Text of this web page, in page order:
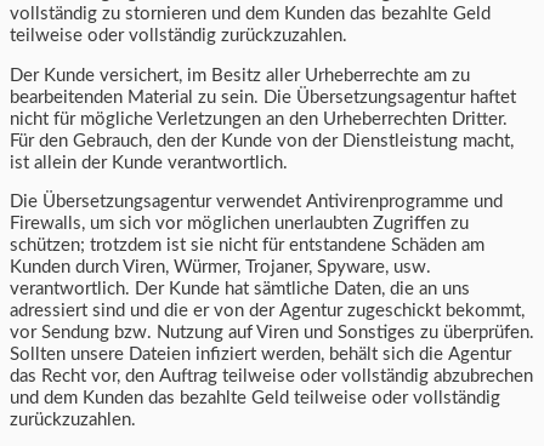
vollständig zu stornieren und dem Kunden das bezahlte Geld
teilweise oder vollständig zurückzuzahlen.
Der Kunde versichert, im Besitz aller Urheberrechte am zu
bearbeitenden Material zu sein. Die Übersetzungsagentur haftet
nicht für mögliche Verletzungen an den Urheberrechten Dritter.
Für den Gebrauch, den der Kunde von der Dienstleistung macht,
ist allein der Kunde verantwortlich.
Die Übersetzungsagentur verwendet Antivirenprogramme und
Firewalls, um sich vor möglichen unerlaubten Zugriffen zu
schützen; trotzdem ist sie nicht für entstandene Schäden am
Kunden durch Viren, Würmer, Trojaner, Spyware, usw.
verantwortlich. Der Kunde hat sämtliche Daten, die an uns
adressiert sind und die er von der Agentur zugeschickt bekommt,
vor Sendung bzw. Nutzung auf Viren und Sonstiges zu überprüfen.
Sollten unsere Dateien infiziert werden, behält sich die Agentur
das Recht vor, den Auftrag teilweise oder vollständig abzubrechen
und dem Kunden das bezahlte Geld teilweise oder vollständig
zurückzuzahlen.